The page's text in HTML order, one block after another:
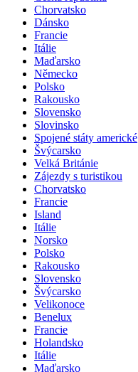
Chorvatsko
Dánsko
Francie
Itálie
Maďarsko
Německo
Polsko
Rakousko
Slovensko
Slovinsko
Spojené státy americké
Švýcarsko
Velká Británie
Zájezdy s turistikou
Chorvatsko
Francie
Island
Itálie
Norsko
Polsko
Rakousko
Slovensko
Švýcarsko
Velikonoce
Benelux
Francie
Holandsko
Itálie
Maďarsko